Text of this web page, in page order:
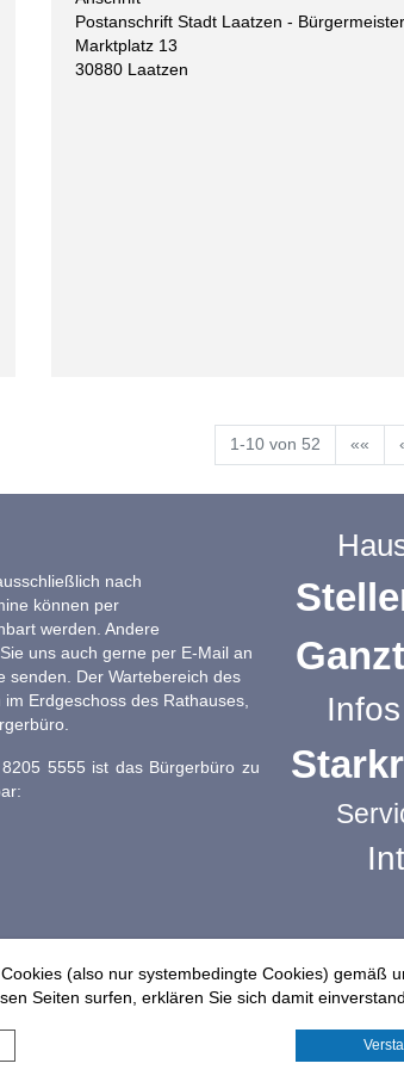
(also nur systembedingte Cookies) gemäß
Seiten surfen, erklären Sie sich damit
Postanschrift Stadt Laatzen - Bürgermeister
Marktplatz 13
30880 Laatzen
1-10 von 52 ««
nach
können per
werden. Andere
uns auch gerne per E-Mail an
senden. Der Wartebereich des
Erdgeschoss des Rathauses,
5555 ist das Bürgerbüro zu